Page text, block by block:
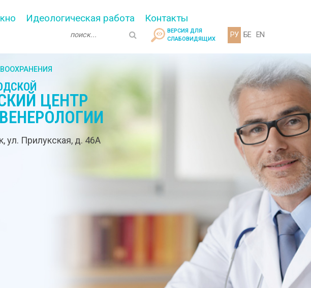
Идеологическая работа Контакты
ВЕРСИЯ ДЛЯ
СЛАБОВИДЯЩИХ
РУ БЕ EN
ЦЕНТР
ул. Прилукская, д. 46А